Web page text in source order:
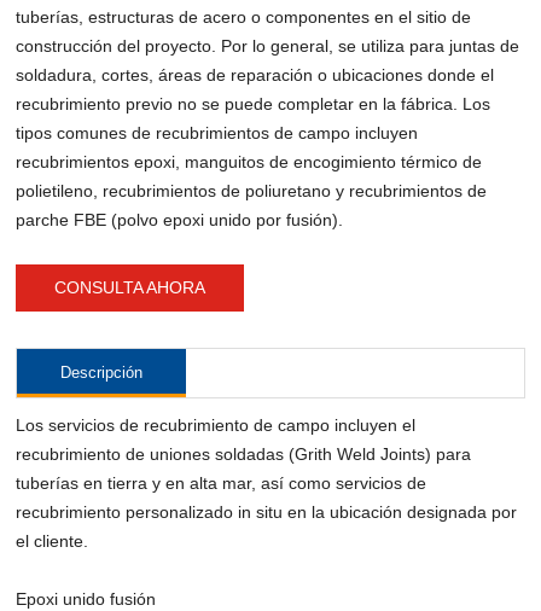
tuberías, estructuras de acero o componentes en el sitio de
construcción del proyecto. Por lo general, se utiliza para juntas de
soldadura, cortes, áreas de reparación o ubicaciones donde el
recubrimiento previo no se puede completar en la fábrica. Los
tipos comunes de recubrimientos de campo incluyen
recubrimientos epoxi, manguitos de encogimiento térmico de
polietileno, recubrimientos de poliuretano y recubrimientos de
parche FBE (polvo epoxi unido por fusión).
CONSULTA AHORA
Descripción
Los servicios de recubrimiento de campo incluyen el
recubrimiento de uniones soldadas (Grith Weld Joints) para
tuberías en tierra y en alta mar, así como servicios de
recubrimiento personalizado in situ en la ubicación designada por
el cliente.
Epoxi unido fusión